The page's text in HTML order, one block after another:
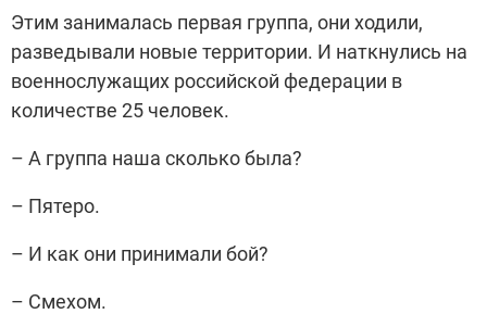
Этим занималась первая группа, они ходили,
разведывали новые территории. И наткнулись на
военнослужащих российской федерации в
количестве 25 человек.
– А группа наша сколько была?
– Пятеро.
– И как они принимали бой?
– Смехом.